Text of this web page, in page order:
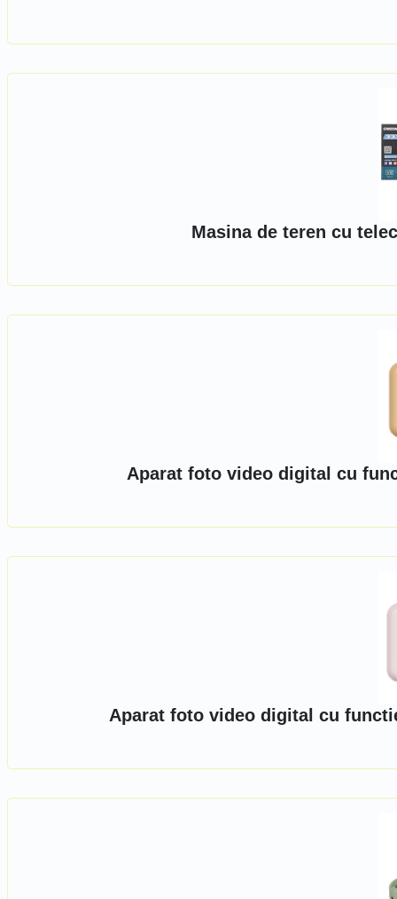
Masina de teren cu
Aparat foto video digital cu
Aparat foto video digital cu